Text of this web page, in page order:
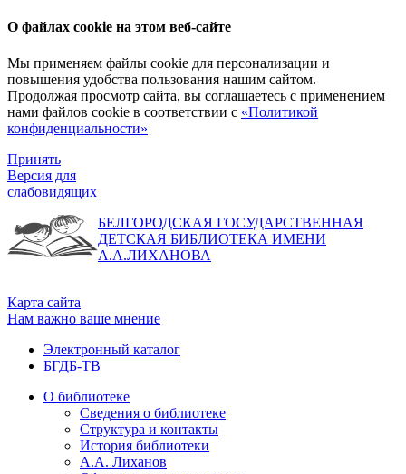
О файлах cookie на этом веб-сайте
Мы применяем файлы cookie для персонализации и
повышения удобства пользования нашим сайтом.
Продолжая просмотр сайта, вы соглашаетесь с применением
нами файлов cookie в соответствии с «Политикой
конфиденциальности»
Принять
Версия для
слабовидящих
БЕЛГОРОДСКАЯ ГОСУДАРСТВЕННАЯ
ДЕТСКАЯ БИБЛИОТЕКА ИМЕНИ
А.А.ЛИХАНОВА
Карта сайта
Нам важно ваше мнение
Электронный каталог
БГДБ-ТВ
О библиотеке
Сведения о библиотеке
Структура и контакты
История библиотеки
А.А. Лиханов